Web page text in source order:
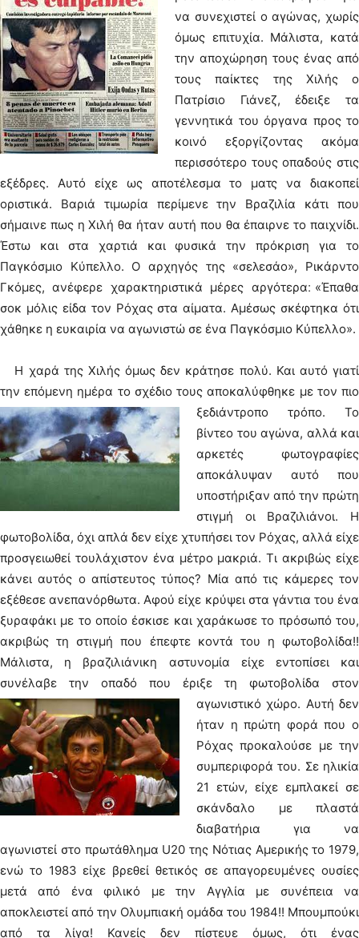
να συνεχιστεί ο αγώνας, χωρίς
όμως επιτυχία. Μάλιστα, κατά
την αποχώρηση τους ένας από
τους παίκτες της Χιλής ο
Πατρίσιο Γιάνεζ, έδειξε τα
γεννητικά του όργανα προς το
κοινό εξοργίζοντας ακόμα
περισσότερο τους οπαδούς στις
εξέδρες. Αυτό είχε ως αποτέλεσμα το ματς να διακοπεί
οριστικά. Βαριά τιμωρία περίμενε την Βραζιλία κάτι που
σήμαινε πως η Χιλή θα ήταν αυτή που θα έπαιρνε το παιχνίδι.
Έστω και στα χαρτιά και φυσικά την πρόκριση για το
Παγκόσμιο Κύπελλο. Ο αρχηγός της «σελεσάο», Ρικάρντο
Γκόμες, ανέφερε χαρακτηριστικά μέρες αργότερα׃ «Έπαθα
σοκ μόλις είδα τον Ρόχας στα αίματα. Αμέσως σκέφτηκα ότι
χάθηκε η ευκαιρία να αγωνιστώ σε ένα Παγκόσμιο Κύπελλο».
Η χαρά της Χιλής όμως δεν κράτησε πολύ. Και αυτό γιατί
την επόμενη ημέρα το σχέδιο τους αποκαλύφθηκε με τον πιο
ξεδιάντροπο τρόπο. Το
βίντεο του αγώνα, αλλά και
αρκετές φωτογραφίες
αποκάλυψαν αυτό που
υποστήριξαν από την πρώτη
στιγμή οι Βραζιλιάνοι. Η
φωτοβολίδα, όχι απλά δεν είχε χτυπήσει τον Ρόχας, αλλά είχε
προσγειωθεί τουλάχιστον ένα μέτρο μακριά. Τι ακριβώς είχε
κάνει αυτός ο απίστευτος τύπος? Μία από τις κάμερες τον
εξέθεσε ανεπανόρθωτα. Αφού είχε κρύψει στα γάντια του ένα
ξυραφάκι με το οποίο έσκισε και χαράκωσε το πρόσωπό του,
ακριβώς τη στιγμή που έπεφτε κοντά του η φωτοβολίδα!!
Μάλιστα, η βραζιλιάνικη αστυνομία είχε εντοπίσει και
συνέλαβε την οπαδό που έριξε τη φωτοβολίδα στον
αγωνιστικό χώρο. Αυτή δεν
ήταν η πρώτη φορά που ο
Ρόχας προκαλούσε με την
συμπεριφορά του. Σε ηλικία
21 ετών, είχε εμπλακεί σε
σκάνδαλο με πλαστά
διαβατήρια για να
αγωνιστεί στο πρωτάθλημα U20 της Νότιας Αμερικής το 1979,
ενώ το 1983 είχε βρεθεί θετικός σε απαγορευμένες ουσίες
μετά από ένα φιλικό με την Αγγλία με συνέπεια να
αποκλειστεί από την Ολυμπιακή ομάδα του 1984!! Μπουμπούκι
από τα λίγα! Κανείς δεν πίστευε όμως, ότι ένας